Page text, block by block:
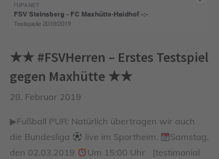
★★ #FSVHerren – Erstes Testspiel
gegen Maxhütte ★★
28. Februar 2019
▶Fußball PUR: Natürlich übertragen wir auch
die Bundesliga
live im Sportheim.
Samstag,
den 02.03.2019
Um 15:00 Uhr [testimonial